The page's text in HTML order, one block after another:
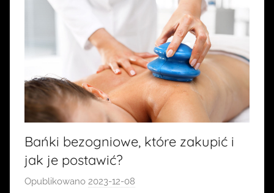
Bańki bezogniowe, które zakupić i
jak je postawić?
Opublikowano 2023-12-08